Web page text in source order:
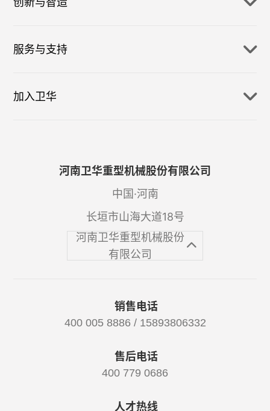
服务与支持
加入卫华
河南卫华重型机械股份有限公司
中国·河南
长垣市山海大道18号
河南卫华重型机械股份
有限公司
销售电话
400 005 8886 / 15893806332
售后电话
400 779 0686
人才热线